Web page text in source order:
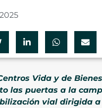
Vida y de
las puertas a la
vial dirigida a